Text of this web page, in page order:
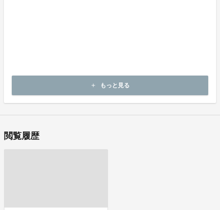
商品到着後14日以内に起案者までご連絡いただいた後、
起案者から対応方法をお客様宛にご連絡致します。
add もっと見る
閲覧履歴